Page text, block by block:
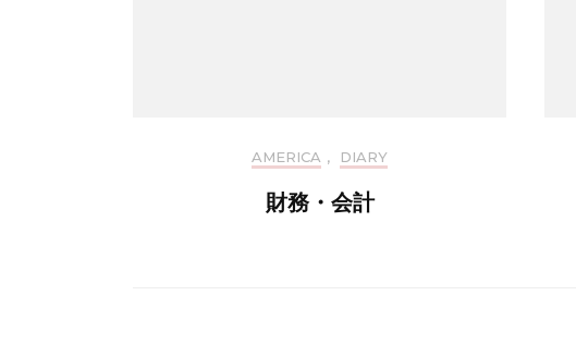
AMERICA , DIARY
財務・会計